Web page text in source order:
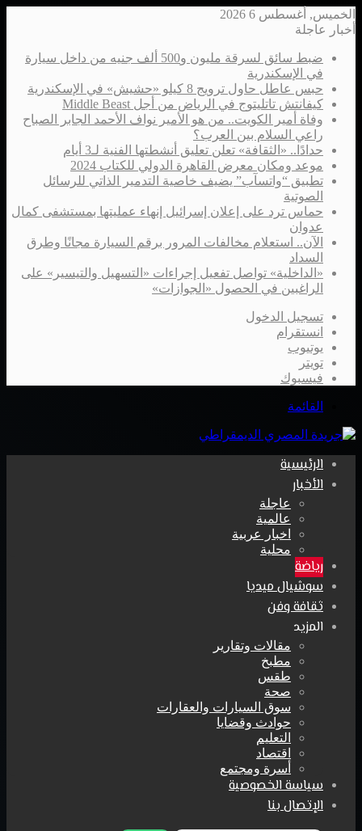
الخميس, أغسطس 6 2026
أخبار عاجلة
ضبط سائق لسرقة مليون و500 ألف جنيه من داخل سيارة
في الإسكندرية
حبس عاطل حاول ترويج 8 كيلو «حشيش» في الإسكندرية
كيفانتش تاتليتوج في الرياض من أجل Middle Beast
وفاة أمير الكويت.. من هو الأمير نواف الأحمد الجابر الصباح
راعي السلام بين العرب؟
حدادًا.. «الثقافة» تعلن تعليق أنشطتها الفنية لـ3 أيام
موعد ومكان معرض القاهرة الدولي للكتاب 2024
تطبيق “واتسآب” يضيف خاصية التدمير الذاتي للرسائل
الصوتية
حماس ترد على إعلان إسرائيل إنهاء عمليتها بمستشفى كمال
عدوان
الآن.. استعلام مخالفات المرور برقم السيارة مجانًا وطرق
السداد
«الداخلية» تواصل تفعيل إجراءات «التسهيل والتيسير» على
الراغبين في الحصول «الجوازات»
تسجيل الدخول
انستقرام
يوتيوب
تويتر
فيسبوك
القائمة
الرئيسية
الأخبار
عاجلة
عالمية
اخبار عربية
محلية
رياضة
سوشيال ميديا
ثقافة وفن
المزيد
مقالات وتقارير
مطبخ
طقس
صحة
سوق السيارات والعقارات
حوادث وقضايا
التعليم
اقتصاد
أسرة ومجتمع
سياسة الخصوصية
الإتصال بنا